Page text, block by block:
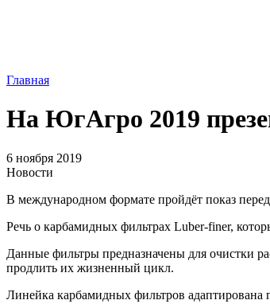
Главная
На ЮгАгро 2019
6 ноября 2019
Новости
В международном формате пройдёт показ
Речь о карбамидных фильтрах Luber-finer,
Данные фильтры предназначены для очистки
продлить их жизненный цикл.
Линейка карбамидных фильтров адаптирована